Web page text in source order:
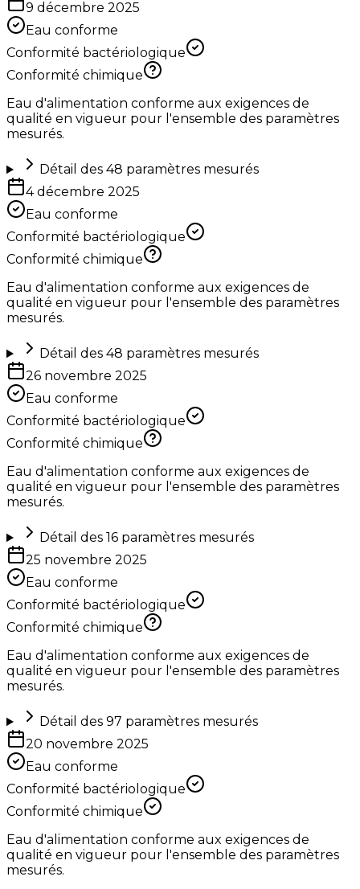
9 décembre 2025
Eau conforme
Conformité bactériologique
Conformité chimique
Eau d'alimentation conforme aux exigences de
qualité en vigueur pour l'ensemble des paramètres
mesurés.
Détail des 48 paramètres mesurés
4 décembre 2025
Eau conforme
Conformité bactériologique
Conformité chimique
Eau d'alimentation conforme aux exigences de
qualité en vigueur pour l'ensemble des paramètres
mesurés.
Détail des 48 paramètres mesurés
26 novembre 2025
Eau conforme
Conformité bactériologique
Conformité chimique
Eau d'alimentation conforme aux exigences de
qualité en vigueur pour l'ensemble des paramètres
mesurés.
Détail des 16paramètres mesurés
25 novembre 2025
Eau conforme
Conformité bactériologique
Conformité chimique
Eau d'alimentation conforme aux exigences de
qualité en vigueur pour l'ensemble des paramètres
mesurés.
Détail des 97 paramètres mesurés
20 novembre 2025
Eau conforme
Conformité bactériologique
Conformité chimique
Eau d'alimentation conforme aux exigences de
qualité en vigueur pour l'ensemble des paramètres
mesurés.